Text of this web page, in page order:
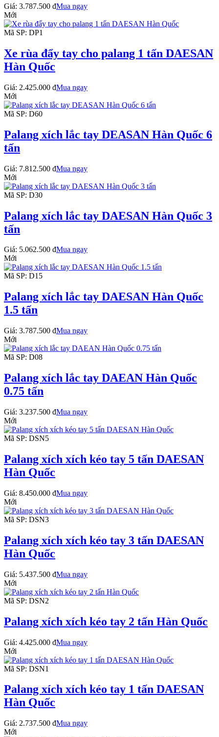
Giá: 3.787.500 đMua ngay
Mới
Mã SP: DP1
Xe rùa đẩy tay cho palang 1 tấn DAESAN
Hàn Quốc
Giá: 2.425.000 đMua ngay
Mới
Mã SP: D60
Palang xích lắc tay DEASAN Hàn Quốc 6
tấn
Giá: 7.812.500 đMua ngay
Mới
Mã SP: D30
Palang xích lắc tay DAESAN Hàn Quốc 3
tấn
Giá: 5.062.500 đMua ngay
Mới
Mã SP: D15
Palang xích lắc tay DAESAN Hàn Quốc
1.5 tấn
Giá: 3.787.500 đMua ngay
Mới
Mã SP: D08
Palang xích lắc tay DAEAN Hàn Quốc
0.75 tấn
Giá: 3.237.500 đMua ngay
Mới
Mã SP: DSN5
Palang xích xích kéo tay 5 tấn DAESAN
Hàn Quốc
Giá: 8.450.000 đMua ngay
Mới
Mã SP: DSN3
Palang xích xích kéo tay 3 tấn DAESAN
Hàn Quốc
Giá: 5.437.500 đMua ngay
Mới
Mã SP: DSN2
Palang xích xích kéo tay 2 tấn Hàn Quốc
Giá: 4.425.000 đMua ngay
Mới
Mã SP: DSN1
Palang xích xích kéo tay 1 tấn DAESAN
Hàn Quốc
Giá: 2.737.500 đMua ngay
Mới